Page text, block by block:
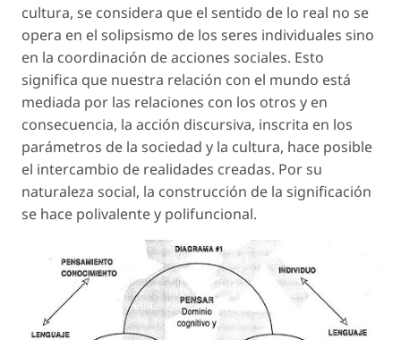
cultura, se considera que el sentido de lo real no se
opera en el solipsismo de los seres individuales sino
en la coordinación de acciones sociales. Esto
significa que nuestra relación con el mundo está
mediada por las relaciones con los otros y en
consecuencia, la acción discursiva, inscrita en los
parámetros de la sociedad y la cultura, hace posible
el intercambio de realidades creadas. Por su
naturaleza social, la construcción de la significación
se hace polivalente y polifuncional.